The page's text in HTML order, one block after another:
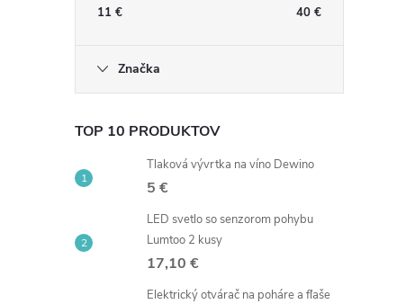
11 € 40 €
Značka
TOP 10 PRODUKTOV
Tlaková vývrtka na víno Dewino
5 €
LED svetlo so senzorom pohybu
Lumtoo 2 kusy
17,10 €
Elektrický otvárač na poháre a fľaše